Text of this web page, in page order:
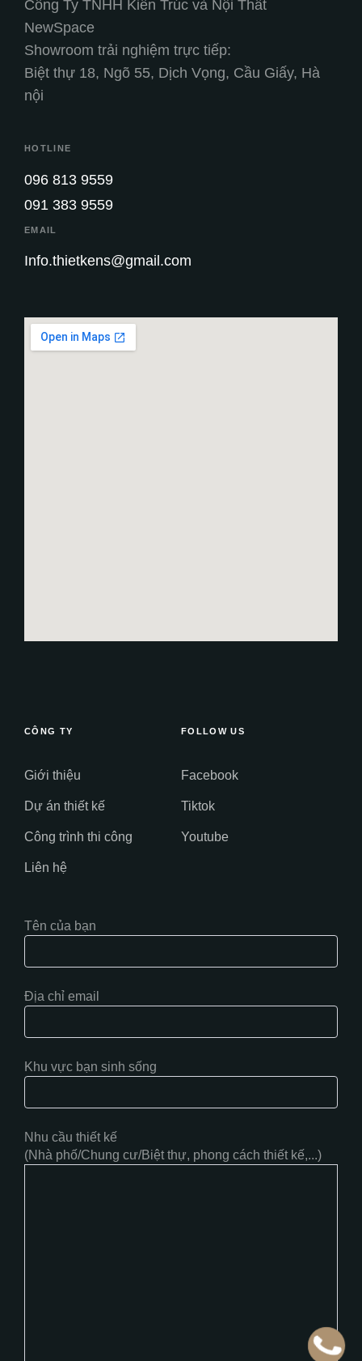
Công Ty TNHH Kiến Trúc và Nội Thất
NewSpace
Showroom trải nghiệm trực tiếp:
Biệt thự 18, Ngõ 55, Dịch Vọng, Cầu Giấy, Hà
nội
HOTLINE
096 813 9559
091 383 9559
EMAIL
Info.thietkens@gmail.com
CÔNG TY
Giới thiệu
Dự án thiết kế
Công trình thi công
Liên hệ
FOLLOW US
Facebook
Tiktok
Youtube
Tên của bạn
Địa chỉ email
Khu vực bạn sinh sống
Nhu cầu thiết kế
(Nhà phố/Chung cư/Biệt thự, phong cách thiết kế,...)